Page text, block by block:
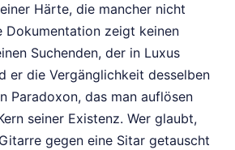
Härte, die mancher nicht
Dokumentation zeigt keinen
Suchenden, der in Luxus
er die Vergänglichkeit desselben
Paradoxon, das man auflösen
seiner Existenz. Wer glaubt,
gegen eine Sitar getauscht